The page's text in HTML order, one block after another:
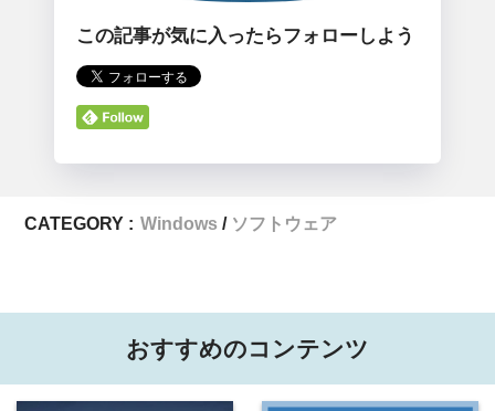
この記事が気に入ったらフォローしよう
CATEGORY : Windows ソフトウェア
おすすめのコンテンツ